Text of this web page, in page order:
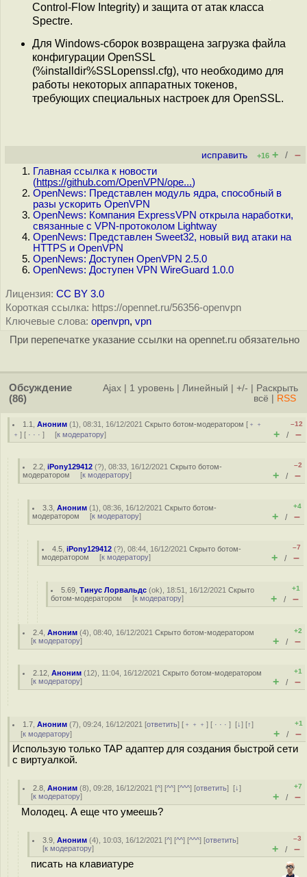
Control-Flow Integrity) и защита от атак класса
Spectre.
Для Windows-сборок возвращена загрузка файла
конфигурации OpenSSL
(%installdir%SSLopenssl.cfg), что необходимо для
работы некоторых аппаратных токенов,
требующих специальных настроек для OpenSSL.
исправить +16 + / –
Главная ссылка к новости
(https://github.com/OpenVPN/ope...)
OpenNews: Представлен модуль ядра, способный в
разы ускорить OpenVPN
OpenNews: Компания ExpressVPN открыла наработки,
связанные с VPN-протоколом Lightway
OpenNews: Представлен Sweet32, новый вид атаки на
HTTPS и OpenVPN
OpenNews: Доступен OpenVPN 2.5.0
OpenNews: Доступен VPN WireGuard 1.0.0
Лицензия: CC BY 3.0
Короткая ссылка: https://opennet.ru/56356-openvpn
Ключевые слова: openvpn, vpn
При перепечатке указание ссылки на opennet.ru обязательно
Обсуждение
(86)
Ajax 1 уровень Линейный +/-
Раскрыть
всё
RSS
1.1 ,Аноним (1), 08:31, 16/12/2021Скрыто ботом-модератором [ ﹢﹢
﹢ ] [ · · · ] [к модератору]
–12
+ / –
2.2 ,iPony129412 (?), 08:33, 16/12/2021Скрыто ботом-
модератором [к модератору]
–2
+ / –
3.3 ,Аноним (1), 08:36, 16/12/2021Скрыто ботом-
модератором [к модератору]
+4
+ / –
4.5 ,iPony129412 (?), 08:44, 16/12/2021Скрыто ботом-
модератором [к модератору]
–7
+ / –
5.69 ,Тинус Лорвальдс (ok), 18:51, 16/12/2021Скрыто
ботом-модератором [к модератору]
+1
+ / –
2.4 ,Аноним (4), 08:40, 16/12/2021Скрыто ботом-модератором
[к модератору]
+2
+ / –
2.12 ,Аноним (12), 11:04, 16/12/2021Скрыто ботом-модератором
[к модератору]
+1
+ / –
1.7 ,Аноним (7), 09:24, 16/12/2021 [ответить] [ ﹢﹢﹢] [ · · ·][↓] [↑]
[к модератору]
+1
+ / –
Использую только TAP адаптер для создания быстрой сети
с виртуалкой.
2.8 ,Аноним (8), 09:28, 16/12/2021 [^] [^^] [^^^] [ответить][↓]
[к модератору]
+7
+ / –
Молодец. А еще что умеешь?
3.9 ,Аноним (4), 10:03, 16/12/2021 [^] [^^] [^^^] [ответить]
[к модератору]
–3
+ / –
писать на клавиатуре